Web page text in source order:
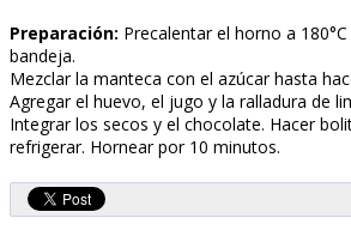
Preparación: Precalentar el horno a
bandeja.
Mezclar la manteca con el azúcar hasta
Agregar el huevo, el jugo y la ralladura de
Integrar los secos y el chocolate. Hacer
refrigerar. Hornear por 10 minutos.